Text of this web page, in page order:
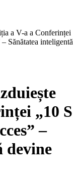
a V-a a Conferinței
Sănătatea inteligentă
„10 S
–
devine